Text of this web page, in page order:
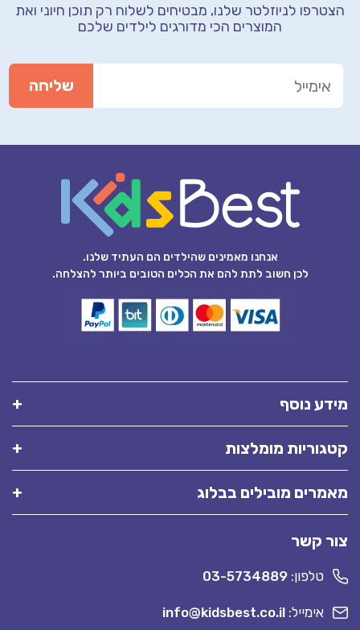
הצטרפו לניוזלטר שלנו, מבטיחים לשלוח רק תוכן חיוני ואת
המוצרים הכי מדורגים לילדים שלכם
אנחנו מאמינים שהילדים הם העתיד שלנו.
לכן חשוב לתת להם את הכלים הטובים ביותר להצלחה.
מידע נוסף
קטגוריות מומלצות
מאמרים מובילים בבלוג
צור קשר
טלפון: 03-5734889
אימייל: info@kidsbest.co.il